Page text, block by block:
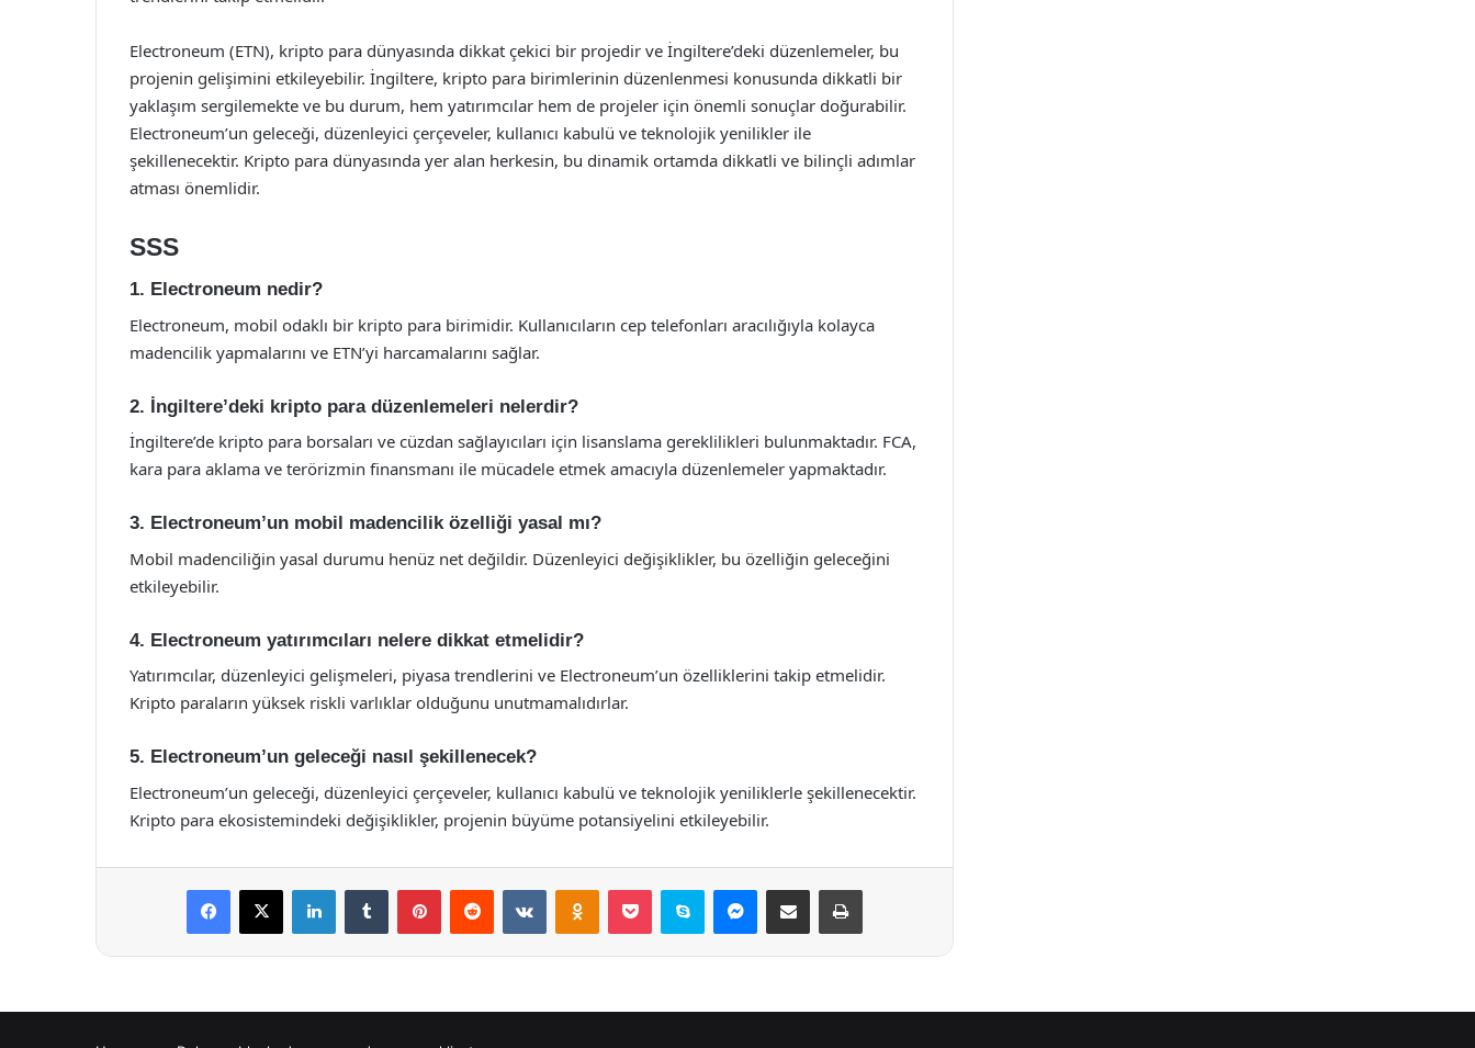
Electroneum (ETN), kripto para dünyasında dikkat çekici bir projedir ve İngiltere’deki düzenlemeler, bu
projenin gelişimini etkileyebilir. İngiltere, kripto para birimlerinin düzenlenmesi konusunda dikkatli bir
yaklaşım sergilemekte ve bu durum, hem yatırımcılar hem de projeler için önemli sonuçlar doğurabilir.
Electroneum’un geleceği, düzenleyici çerçeveler, kullanıcı kabulü ve teknolojik yenilikler ile
şekillenecektir. Kripto para dünyasında yer alan herkesin, bu dinamik ortamda dikkatli ve bilinçli adımlar
atması önemlidir.
SSS
1. Electroneum nedir?
Electroneum, mobil odaklı bir kripto para birimidir. Kullanıcıların cep telefonları aracılığıyla kolayca
madencilik yapmalarını ve ETN’yi harcamalarını sağlar.
2. İngiltere’deki kripto para düzenlemeleri nelerdir?
İngiltere’de kripto para borsaları ve cüzdan sağlayıcıları için lisanslama gereklilikleri bulunmaktadır. FCA,
kara para aklama ve terörizmin finansmanı ile mücadele etmek amacıyla düzenlemeler yapmaktadır.
3. Electroneum’un mobil madencilik özelliği yasal mı?
Mobil madenciliğin yasal durumu henüz net değildir. Düzenleyici değişiklikler, bu özelliğin geleceğini
etkileyebilir.
4. Electroneum yatırımcıları nelere dikkat etmelidir?
Yatırımcılar, düzenleyici gelişmeleri, piyasa trendlerini ve Electroneum’un özelliklerini takip etmelidir.
Kripto paraların yüksek riskli varlıklar olduğunu unutmamalıdırlar.
5. Electroneum’un geleceği nasıl şekillenecek?
Electroneum’un geleceği, düzenleyici çerçeveler, kullanıcı kabulü ve teknolojik yeniliklerle şekillenecektir.
Kripto para ekosistemindeki değişiklikler, projenin büyüme potansiyelini etkileyebilir.
Facebook
X LinkedInTumblr PinterestReddit VKontakteOdnoklassniki
Pocket Skype Messenger
E-Posta ile paylaş Yazdır